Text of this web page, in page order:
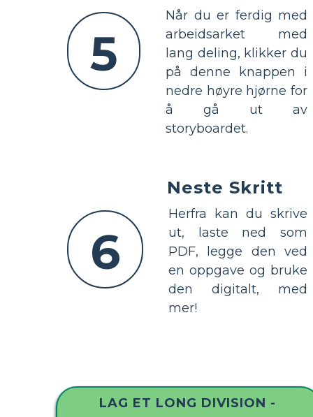
5
Når du er ferdig med
arbeidsarket med
lang deling, klikker du
på denne knappen i
nedre høyre hjørne for
å gå ut av
storyboardet.
6
Neste Skritt
Herfra kan du skrive
ut, laste ned som
PDF, legge den ved
en oppgave og bruke
den digitalt, med
mer!
LAG ET LONG DIVISION -